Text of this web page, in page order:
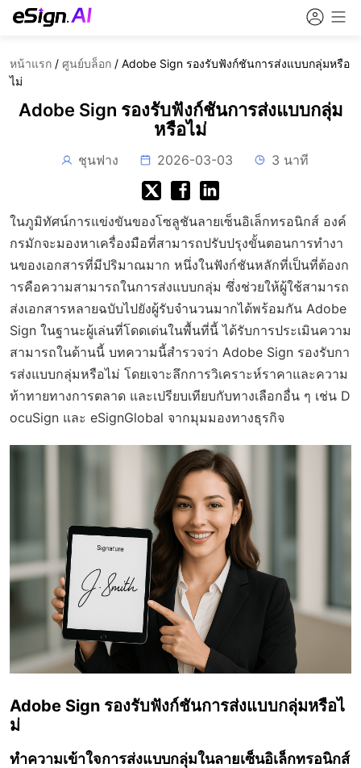
หน้าแรก / ศูนย์บล็อก / Adobe Sign รองรับฟังก์ชันการส่งแบบกลุ่มหรือ
ไม่
Adobe Sign รองรับฟังก์ชันการส่งแบบกลุ่ม
หรือไม่
ชุนฟาง 2026-03-03 3 นาที
ในภูมิทัศน์การแข่งขันของโซลูชันลายเซ็นอิเล็กทรอนิกส์ องค์
กรมักจะมองหาเครื่องมือที่สามารถปรับปรุงขั้นตอนการทำงา
นของเอกสารที่มีปริมาณมาก หนึ่งในฟังก์ชันหลักที่เป็นที่ต้องก
ารคือความสามารถในการส่งแบบกลุ่ม ซึ่งช่วยให้ผู้ใช้สามารถ
ส่งเอกสารหลายฉบับไปยังผู้รับจำนวนมากได้พร้อมกัน Adobe
Sign ในฐานะผู้เล่นที่โดดเด่นในพื้นที่นี้ ได้รับการประเมินความ
สามารถในด้านนี้ บทความนี้สำรวจว่า Adobe Sign รองรับกา
รส่งแบบกลุ่มหรือไม่ โดยเจาะลึกการวิเคราะห์ราคาและความ
ท้าทายทางการตลาด และเปรียบเทียบกับทางเลือกอื่น ๆ เช่น D
ocuSign และ eSignGlobal จากมุมมองทางธุรกิจ
Adobe Sign รองรับฟังก์ชันการส่งแบบกลุ่มหรือไ
ม่
ทำความเข้าใจการส่งแบบกลุ่มในลายเซ็นอิเล็กทรอนิกส์